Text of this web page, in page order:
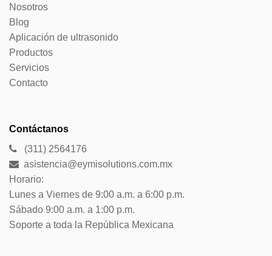
Nosotros
Blog
Aplicación de ultrasonido
Productos
Servicios
Contacto
Contáctanos
(311) 2564176
asistencia@eymisolutions.com.mx
Horario:
Lunes a Viernes de 9:00 a.m. a 6:00 p.m.
Sábado 9:00 a.m. a 1:00 p.m.
Soporte a toda la República Mexicana